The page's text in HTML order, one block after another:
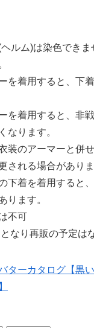
ヘルム)は染色でき
を着用すると、下
を着用すると、非
なります。
装のアーマーと併
される場合がありま
下着を着用すると
ります。
不可
なり再販の予定は
ターカタログ【黒